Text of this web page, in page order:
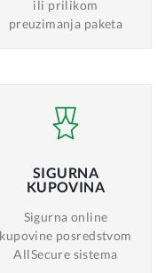
ili prilikom
preuzimanja paketa
SIGURNA
KUPOVINA
Sigurna online
kupovine posredstvom
AllSecure sistema